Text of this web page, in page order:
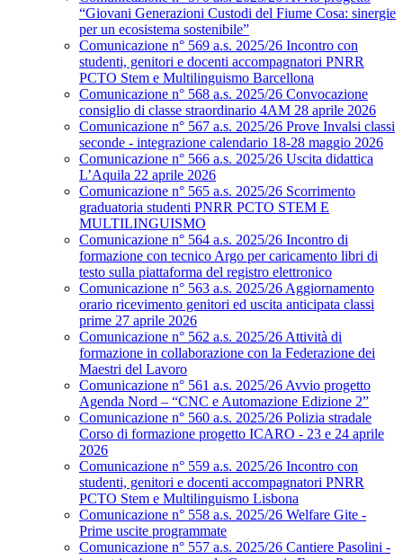
“Giovani Generazioni Custodi del Fiume Cosa: sinergie
per un ecosistema sostenibile”
Comunicazione n° 569 a.s. 2025/26 Incontro con
studenti, genitori e docenti accompagnatori PNRR
PCTO Stem e Multilinguismo Barcellona
Comunicazione n° 568 a.s. 2025/26 Convocazione
consiglio di classe straordinario 4AM 28 aprile 2026
Comunicazione n° 567 a.s. 2025/26 Prove Invalsi classi
seconde - integrazione calendario 18-28 maggio 2026
Comunicazione n° 566 a.s. 2025/26 Uscita didattica
L’Aquila 22 aprile 2026
Comunicazione n° 565 a.s. 2025/26 Scorrimento
graduatoria studenti PNRR PCTO STEM E
MULTILINGUISMO
Comunicazione n° 564 a.s. 2025/26 Incontro di
formazione con tecnico Argo per caricamento libri di
testo sulla piattaforma del registro elettronico
Comunicazione n° 563 a.s. 2025/26 Aggiornamento
orario ricevimento genitori ed uscita anticipata classi
prime 27 aprile 2026
Comunicazione n° 562 a.s. 2025/26 Attività di
formazione in collaborazione con la Federazione dei
Maestri del Lavoro
Comunicazione n° 561 a.s. 2025/26 Avvio progetto
Agenda Nord – “CNC e Automazione Edizione 2”
Comunicazione n° 560 a.s. 2025/26 Polizia stradale
Corso di formazione progetto ICARO - 23 e 24 aprile
2026
Comunicazione n° 559 a.s. 2025/26 Incontro con
studenti, genitori e docenti accompagnatori PNRR
PCTO Stem e Multilinguismo Lisbona
Comunicazione n° 558 a.s. 2025/26 Welfare Gite -
Prime uscite programmate
Comunicazione n° 557 a.s. 2025/26 Cantiere Pasolini -